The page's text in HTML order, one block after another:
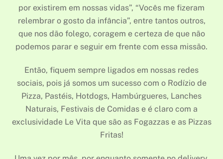
por existirem em nossas vidas”, “Vocês me fizeram
relembrar o gosto da infância”, entre tantos outros,
que nos dão folego, coragem e certeza de que não
podemos parar e seguir em frente com essa missão.
Então, fiquem sempre ligados em nossas redes
sociais, pois já somos um sucesso com o Rodízio de
Pizza, Pastéis, Hotdogs, Hambúrgueres, Lanches
Naturais, Festivais de Comidas e é claro com a
exclusividade Le Vita que são as Fogazzas e as Pizzas
Fritas!